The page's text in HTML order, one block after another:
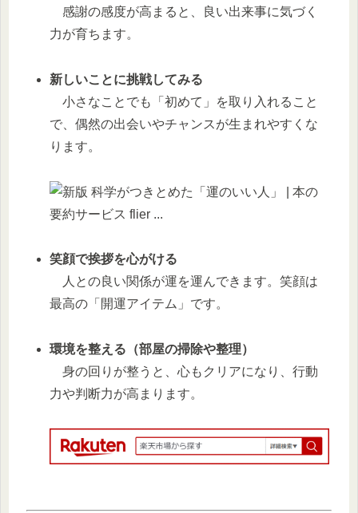
感謝の感度が高まると、良い出来事に気づく
力が育ちます。
新しいことに挑戦してみる
小さなことでも「初めて」を取り入れること
で、偶然の出会いやチャンスが生まれやすくな
ります。
笑顔で挨拶を心がける
人との良い関係が運を運んできます。笑顔は
最高の「開運アイテム」です。
環境を整える（部屋の掃除や整理）
身の回りが整うと、心もクリアになり、行動
力や判断力が高まります。